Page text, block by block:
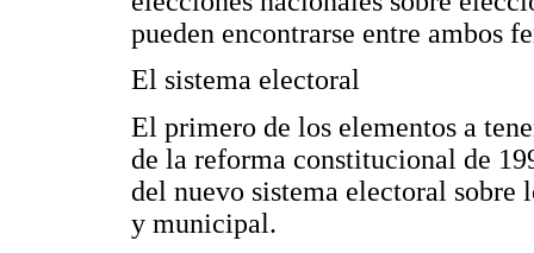
pueden encontrarse entre ambos
El sistema electoral
El primero de los elementos a
de la reforma constitucional de
del nuevo sistema electoral sobre
y municipal.